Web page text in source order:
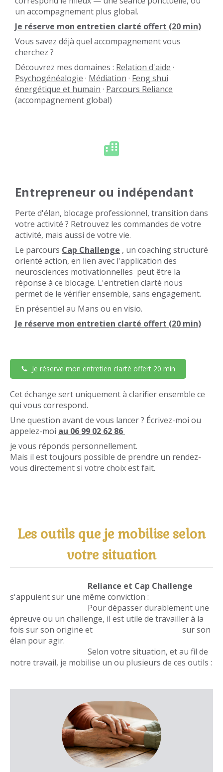
un accompagnement plus global.
Je réserve mon entretien clarté offert (20 min)
Vous savez déjà quel accompagnement vous
cherchez ?
Découvrez mes domaines : Relation d'aide ·
Psychogénéalogie · Médiation · Feng shui
énergétique et humain · Parcours Reliance
(accompagnement global)
Entrepreneur ou indépendant
Perte d'élan, blocage professionnel, transition dans
votre activité ? Retrouvez les commandes de votre
activité, mais aussi de votre vie.
Le parcours Cap Challenge , un coaching structuré
orienté action, en lien avec l'application des
neurosciences motivationnelles peut être la
réponse à ce blocage. L'entretien clarté nous
permet de le vérifier ensemble, sans engagement.
En présentiel au Mans ou en visio.
Je réserve mon entretien clarté offert (20 min)
Je réserve mon entretien clarté offert 20 min
Cet échange sert uniquement à clarifier ensemble ce
qui vous correspond.
Une question avant de vous lancer ? Écrivez-moi ou
appelez-moi au 06 99 02 62 86
je vous réponds personnellement.
Mais il est toujours possible de prendre un rendez-
vous directement si votre choix est fait.
Les outils que je mobilise selon
votre situation
Reliance et Cap Challenge
s'appuient sur une même conviction :
Pour dépasser durablement une
épreuve ou un challenge, il est utile de travailler à la
fois sur son origine et sur son
élan pour agir.
Selon votre situation, et au fil de
notre travail, je mobilise un ou plusieurs de ces outils :